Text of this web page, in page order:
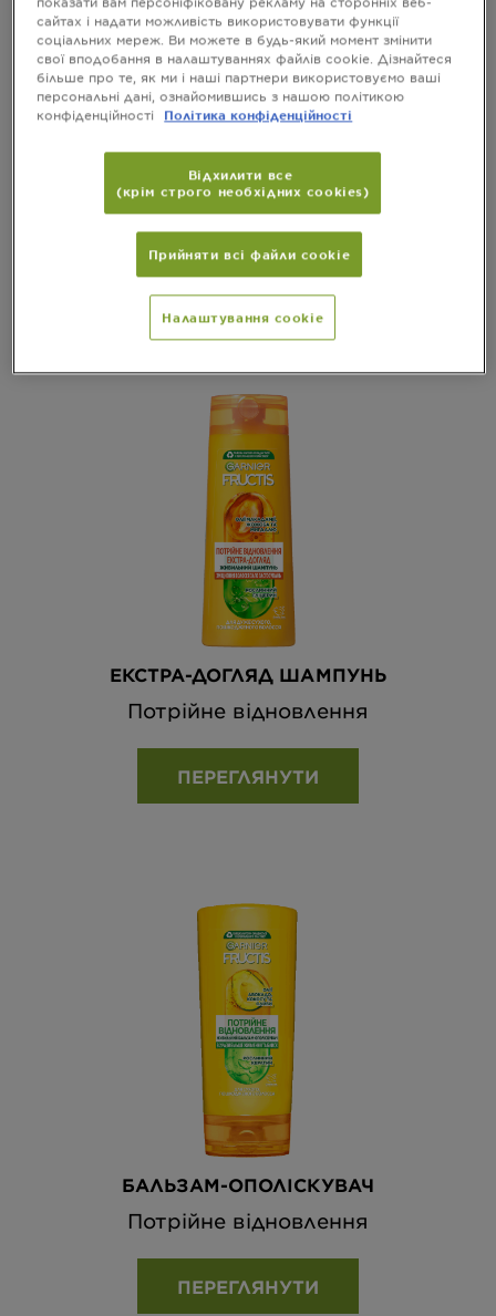
2 рази більше живлення* та блиск.
Здоровий вигляд вашого волосся разом з
Garnier Fructis!​ ​ *Інструментальний тест
після використання шампуню та бальзаму-
ополіскувача .
Filters
ЕКСТРА-ДОГЛЯД ШАМПУНЬ
Потрійне відновлення
ПЕРЕГЛЯНУТИ
БАЛЬЗАМ-ОПОЛІСКУВАЧ
Потрійне відновлення
ПЕРЕГЛЯНУТИ
сайтах і надати можливість використовувати функції
соціальних мереж. Ви можете в будь-який момент змінити
свої вподобання в налаштуваннях файлів cookie. Дізнайтеся
більше про те, як ми і наші партнери використовуємо ваші
персональні дані, ознайомившись з нашою політикою
конфіденційності
Політика конфіденційності
Відхилити все
(крім строго необхідних cookies)
Прийняти всі файли сookie
Налаштування cookie